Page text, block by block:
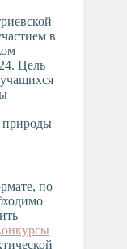
в
Цель
природы
по